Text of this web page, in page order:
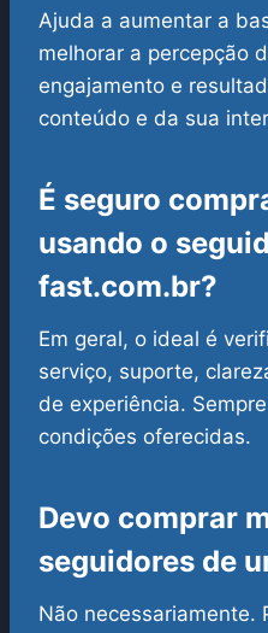
Ajuda a aumentar a
melhorar a percepção
engajamento e
conteúdo e da sua
É seguro
usando o
fast.com.br?
Em geral, o ideal é
serviço, suporte,
de experiência.
condições oferecidas.
Devo comprar
seguidores de
Não necessariamente.